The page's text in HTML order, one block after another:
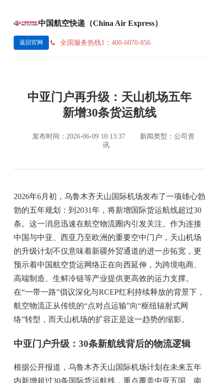
中国航空快递（China Air Express）
返回官网 全国服务热线1：400-6070-856
中亚门户再升级：天山机场五年
新增30条货运航线
发布时间：2026-06-09 10:13:37
新闻类型：公司资
讯
2026年6月初，乌鲁木齐天山国际机场发布了一项雄心勃
勃的五年规划：到2031年，将新增国际货运航线超过30
条。这一消息迅速在航空物流圈内引发关注。作为连接
中国与中亚、西亚乃至欧洲的重要空中门户，天山机场
的升级计划不仅意味着新疆外贸通道的进一步拓宽，更
预示着中国航空货运网络正在向西延伸，为跨境电商、
高端制造、生鲜冷链等产业提供更高效的运力支撑。
在“一带一路”倡议深化与RCEP红利持续释放的背景下，
航空物流正从传统的“点对点运输”向“枢纽辐射式网
络”转型，而天山机场的扩容正是这一趋势的缩影。
中亚门户升级：30条新航线背后的物流逻辑
根据公开报道，乌鲁木齐天山国际机场计划在未来五年
内新增超过30条国际货运航线，重点覆盖中亚五国、南